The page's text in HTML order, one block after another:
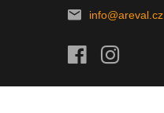
info@areval.cz